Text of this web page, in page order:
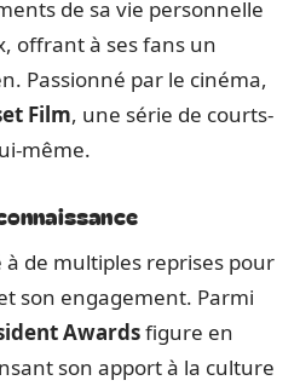
de sa vie personnelle
offrant à ses fans un
Passionné par le cinéma,
Film, une série de courts-
même.
de multiples reprises pour
son engagement. Parmi
Awardsfigure en
son apport à la culture